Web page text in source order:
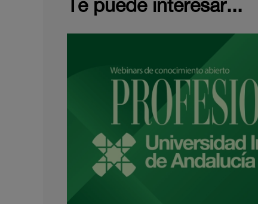
Te puede interesar...